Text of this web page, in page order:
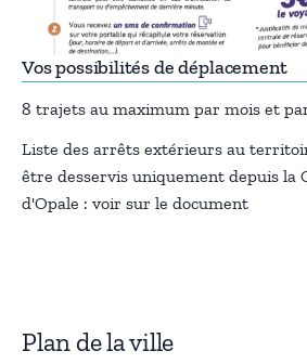
Vos possibilités de déplacement
8 trajets au maximum par mois et
Liste des arrêts extérieurs au
être desservis uniquement depuis la
d'Opale : voir sur le document
Plan de la ville